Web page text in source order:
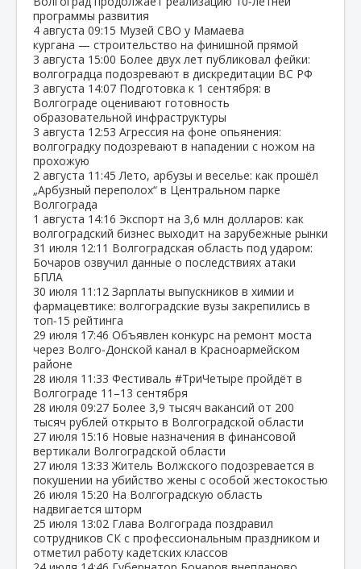
программы развития
4 августа 09:15 Музей СВО у Мамаева
кургана — строительство на финишной прямой
3 августа 15:00 Более двух лет публиковал фейки:
волгоградца подозревают в дискредитации ВС РФ
3 августа 14:07 Подготовка к 1 сентября: в
Волгограде оценивают готовность
образовательной инфраструктуры
3 августа 12:53 Агрессия на фоне опьянения:
волгоградку подозревают в нападении с ножом на
прохожую
2 августа 11:45 Лето, арбузы и веселье: как прошёл
„Арбузный переполох“ в Центральном парке
Волгограда
1 августа 14:16 Экспорт на 3,6 млн долларов: как
волгоградский бизнес выходит на зарубежные рынки
31 июля 12:11 Волгоградская область под ударом:
Бочаров озвучил данные о последствиях атаки
БПЛА
30 июля 11:12 Зарплаты выпускников в химии и
фармацевтике: волгоградские вузы закрепились в
топ‑15 рейтинга
29 июля 17:46 Объявлен конкурс на ремонт моста
через Волго‑Донской канал в Красноармейском
районе
28 июля 11:33 Фестиваль #ТриЧетыре пройдёт в
Волгограде 11–13 сентября
28 июля 09:27 Более 3,9 тысяч вакансий от 200
тысяч рублей открыто в Волгоградской области
27 июля 15:16 Новые назначения в финансовой
вертикали Волгоградской области
27 июля 13:33 Житель Волжского подозревается в
покушении на убийство жены с особой жестокостью
26 июля 15:20 На Волгоградскую область
надвигается шторм
25 июля 13:02 Глава Волгограда поздравил
сотрудников СК с профессиональным праздником и
отметил работу кадетских классов